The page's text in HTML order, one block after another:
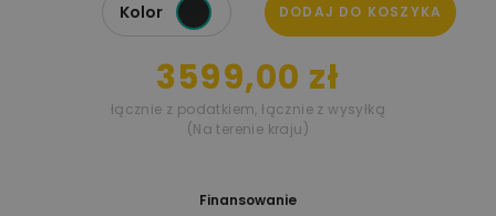
Kolor DODAJ DO KOSZYKA
3599,00 zł
łącznie z podatkiem,łącznie z wysyłką
(Na terenie kraju)
Finansowanie